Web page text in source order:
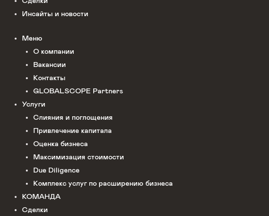
Инсайты и новости
Меню
О компании
Вакансии
Контакты
GLOBALSCOPE Partners
Услуги
Слияния и поглощения
Привлечение капитала
Оценка бизнеса
Максимизация стоимости​
Due Diligence
Комплекс услуг по расширению бизнеса
КОМАНДА
Сделки